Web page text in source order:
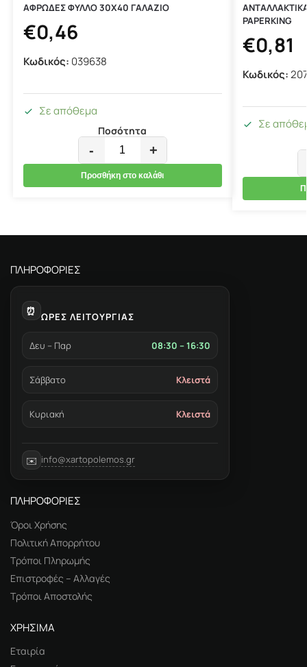
ΑΦΡΩΔΕΣ ΦΥΛΛΟ 30Χ40 ΓΑΛΑΖΙΟ
€0,46
Κωδικός: 039638
Σε απόθεμα
Ποσότητα
- +
Προσθήκη στο καλάθι
PAPERKING
€0,81
Κωδικός:
Σε
ΠΛΗΡΟΦΟΡΙΕΣ
⏰ ΩΡΕΣ ΛΕΙΤΟΥΡΓΙΑΣ
Δευ – Παρ 08:30 – 16:30
Σάββατο Κλειστά
Κυριακή Κλειστά
✉️ info@xartopolemos.gr
ΠΛΗΡΟΦΟΡΙΕΣ
Όροι Χρήσης
Πολιτική Απορρήτου
Τρόποι Πληρωμής
Επιστροφές – Αλλαγές
Τρόποι Αποστολής
ΧΡΗΣΙΜΑ
Εταιρία